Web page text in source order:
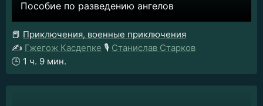
Пособие по разведению ангелов
📕 Приключения, военные приключения
✍️ Гжегож Касдепке 🎙️ Станислав Старков
🕒 1 ч. 9 мин.